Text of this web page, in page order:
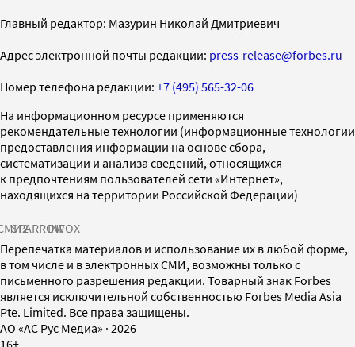
Главный редактор: Мазурин Николай Дмитриевич
Адрес электронной почты редакции: press-release@forbes.ru
Номер телефона редакции: +7 (495) 565-32-06
На информационном ресурсе применяются
рекомендательные технологии (информационные технологии
предоставления информации на основе сбора,
систематизации и анализа сведений, относящихся
к предпочтениям пользователей сети «Интернет»,
находящихся на территории Российской Федерации)
SPARROWINFOX
Перепечатка материалов и использование их в любой форме,
в том числе и в электронных СМИ, возможны только с
письменного разрешения редакции. Товарный знак Forbes
является исключительной собственностью Forbes Media Asia
Pte. Limited. Все права защищены.
AO «АС Рус Медиа» · 2026
16+